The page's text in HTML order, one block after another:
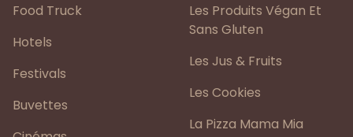
Food Truck
Hotels
Festivals
Buvettes
Les Produits Végan Et
Sans Gluten
Les Jus & Fruits
Les Cookies
La Pizza Mama Mia